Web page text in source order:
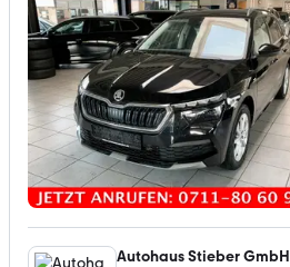
Autohaus Stieber GmbH